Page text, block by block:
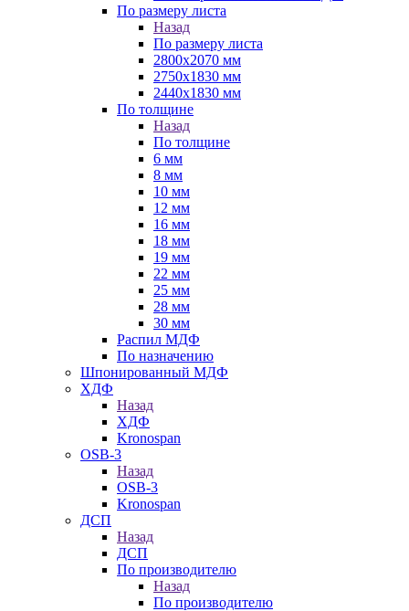
По размеру листа
Назад
По размеру листа
2800х2070 мм
2750х1830 мм
2440х1830 мм
По толщине
Назад
По толщине
6 мм
8 мм
10 мм
12 мм
16 мм
18 мм
19 мм
22 мм
25 мм
28 мм
30 мм
Распил МДФ
По назначению
Шпонированный МДФ
ХДФ
Назад
ХДФ
Kronospan
OSB-3
Назад
OSB-3
Kronospan
ДСП
Назад
ДСП
По производителю
Назад
По производителю